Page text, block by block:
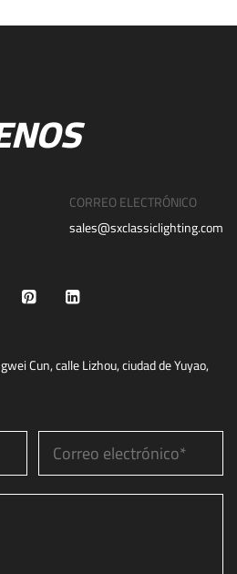
CORREO ELECTRÓNICO
sales@sxclassiclighting.com
Cun, calle Lizhou, ciudad de Yuyao,